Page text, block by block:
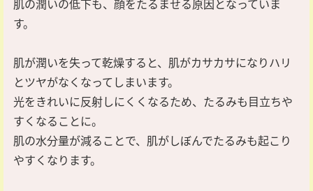
肌の潤いの低下も、顔をたるませる原因となっていま
す。
肌が潤いを失って乾燥すると、肌がカサカサになりハリ
とツヤがなくなってしまいます。
光をきれいに反射しにくくなるため、たるみも目立ちや
すくなることに。
肌の水分量が減ることで、肌がしぼんでたるみも起こり
やすくなります。